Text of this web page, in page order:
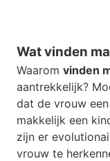
Wat vinden
Waarom vinden
aantrekkelijk?
dat de vrouw
makkelijk een
zijn er
vrouw te